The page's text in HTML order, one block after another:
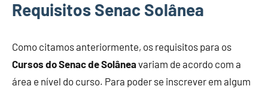
Requisitos Senac Solânea
Como citamos anteriormente, os requisitos para os
Cursos do Senac de Solâneavariam de acordo com a
área e nível do curso. Para poder se inscrever em algum